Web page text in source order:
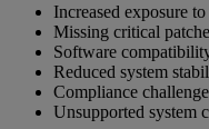
Increased exposure
Missing critical
Software
Reduced system
Compliance
Unsupported system